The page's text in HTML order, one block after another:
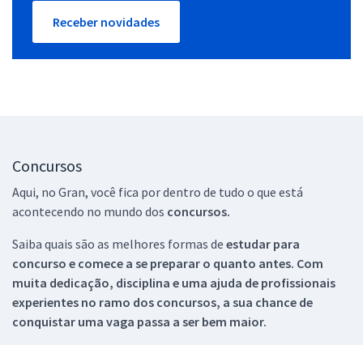
Receber novidades
Concursos
Aqui, no Gran, você fica por dentro de tudo o que está
acontecendo no mundo dos concursos.
Saiba quais são as melhores formas de estudar para
concurso e comece a se preparar o quanto antes. Com
muita dedicação, disciplina e uma ajuda de profissionais
experientes no ramo dos concursos, a sua chance de
conquistar uma vaga passa a ser bem maior.